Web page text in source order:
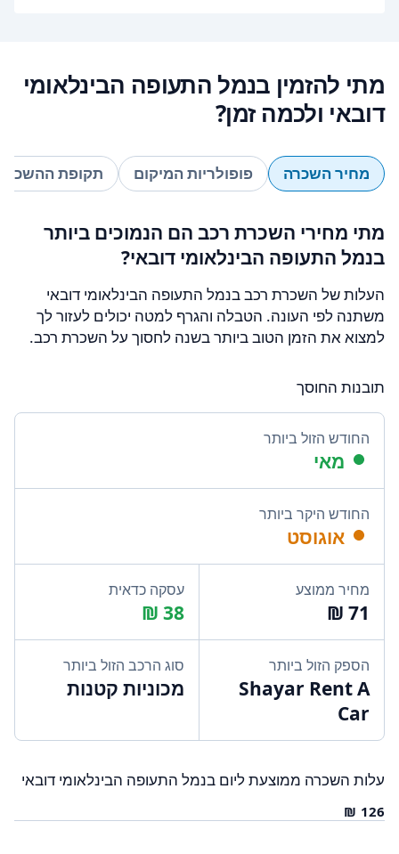
מתי להזמין בנמל התעופה הבינלאומי
דובאי ולכמה זמן?
מחיר השכרה פופולריות המיקום תקופת
מתי מחירי השכרת רכב הם הנמוכים ביותר
בנמל התעופה הבינלאומי דובאי?
העלות של השכרת רכב בנמל התעופה הבינלאומי דובאי
משתנה לפי העונה. הטבלה והגרף למטה יכולים לעזור לך
למצוא את הזמן הטוב ביותר בשנה לחסוך על השכרת רכב.
תובנות החוסך
החודש הזול ביותר
מאי
החודש היקר ביותר
אוגוסט
מחיר ממוצע עסקה כדאית
הספק הזול ביותר
Shayar Rent A
Car
סוג הרכב הזול ביותר
מכוניות קטנות
עלות השכרה ממוצעת ליום בנמל התעופה הבינלאומי דובאי